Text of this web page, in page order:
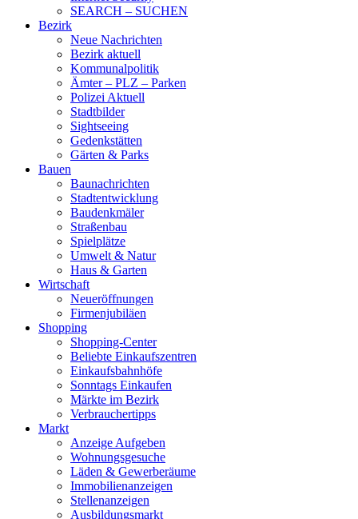
SEARCH – SUCHEN
Bezirk
Neue Nachrichten
Bezirk aktuell
Kommunalpolitik
Ämter – PLZ – Parken
Polizei Aktuell
Stadtbilder
Sightseeing
Gedenkstätten
Gärten & Parks
Bauen
Baunachrichten
Stadtentwicklung
Baudenkmäler
Straßenbau
Spielplätze
Umwelt & Natur
Haus & Garten
Wirtschaft
Neueröffnungen
Firmenjubiläen
Shopping
Shopping-Center
Beliebte Einkaufszentren
Einkaufsbahnhöfe
Sonntags Einkaufen
Märkte im Bezirk
Verbrauchertipps
Markt
Anzeige Aufgeben
Wohnungsgesuche
Läden & Gewerberäume
Immobilienanzeigen
Stellenanzeigen
Ausbildungsmarkt